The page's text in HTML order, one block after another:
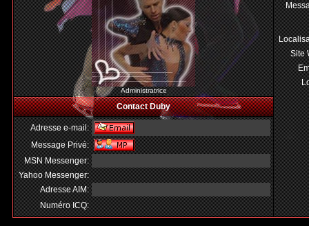
Administratrice
Site
Contact Duby
Adresse e-mail:
Message Privé:
MSN Messenger:
Yahoo Messenger:
Adresse AIM:
Numéro ICQ: